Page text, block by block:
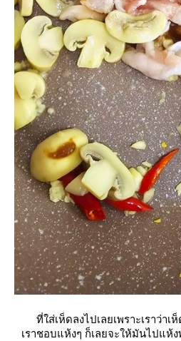
ที่ใส่เห็ดลงไปเลยเพราะเราว่า
เราชอบแห้งๆ ก็เลยจะให้มันไปแ